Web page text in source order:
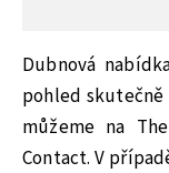
Dubnová
pohled skutečně
můžeme na
Contact. V